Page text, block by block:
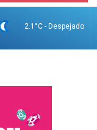
2.1°C - Despejado